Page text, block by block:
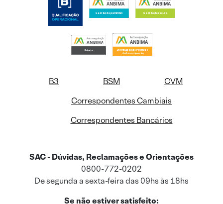
B3 BSM
CVM
Correspondentes Cambiais
Correspondentes Bancários
SAC - Dúvidas, Reclamações e Orientações
0800-772-0202
De segunda a sexta-feira das 09hs às 18hs
Se não estiver satisfeito: